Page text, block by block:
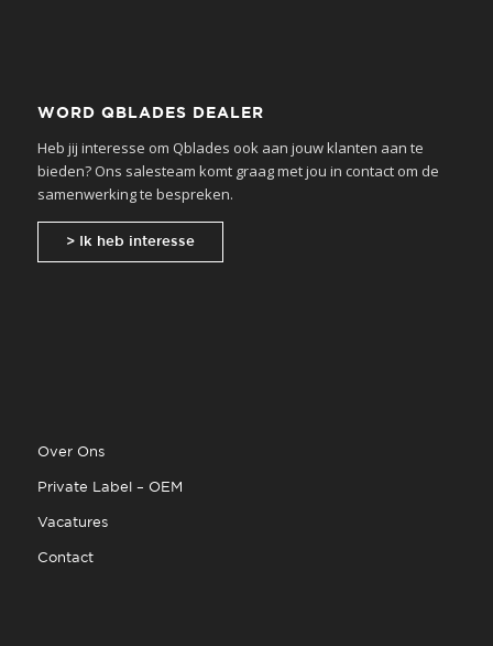
WORD QBLADES DEALER
Heb jij interesse om Qblades ook aan jouw klanten aan te
bieden? Ons salesteam komt graag met jou in contact om de
samenwerking te bespreken.
> Ik heb interesse
Over Ons
Private Label – OEM
Vacatures
Contact